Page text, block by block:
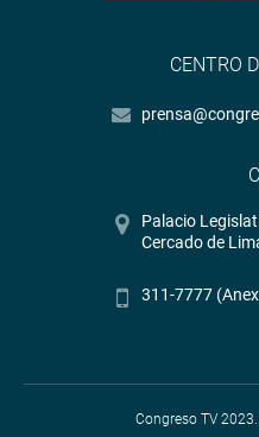
CENTRO
Palacio
Cercado de
311-7777
Congreso TV